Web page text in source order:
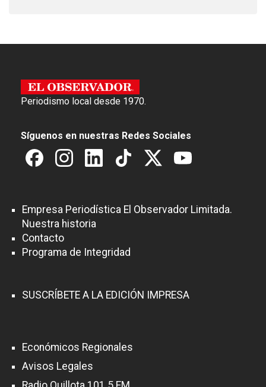
Periodismo local desde 1970.
Síguenos en nuestras Redes Sociales
Empresa Periodística El Observador Limitada.
Nuestra historia
Contacto
Programa de Integridad
SUSCRÍBETE A LA EDICIÓN IMPRESA
Económicos Regionales
Avisos Legales